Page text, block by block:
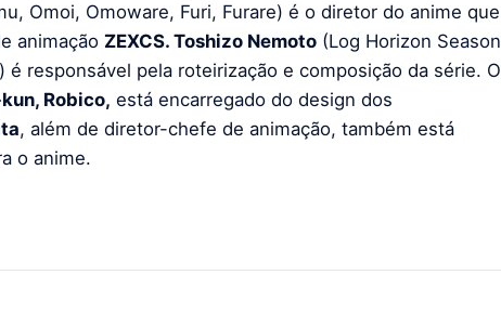
Omoi, Omoware, Furi, Furare) é o diretor do anime que
animação ZEXCS. Toshizo Nemoto (Log Horizon Season
é responsável pela roteirização e composição da série. O
Robico, está encarregado do design dos
, além de diretor-chefe de animação, também está
o anime.